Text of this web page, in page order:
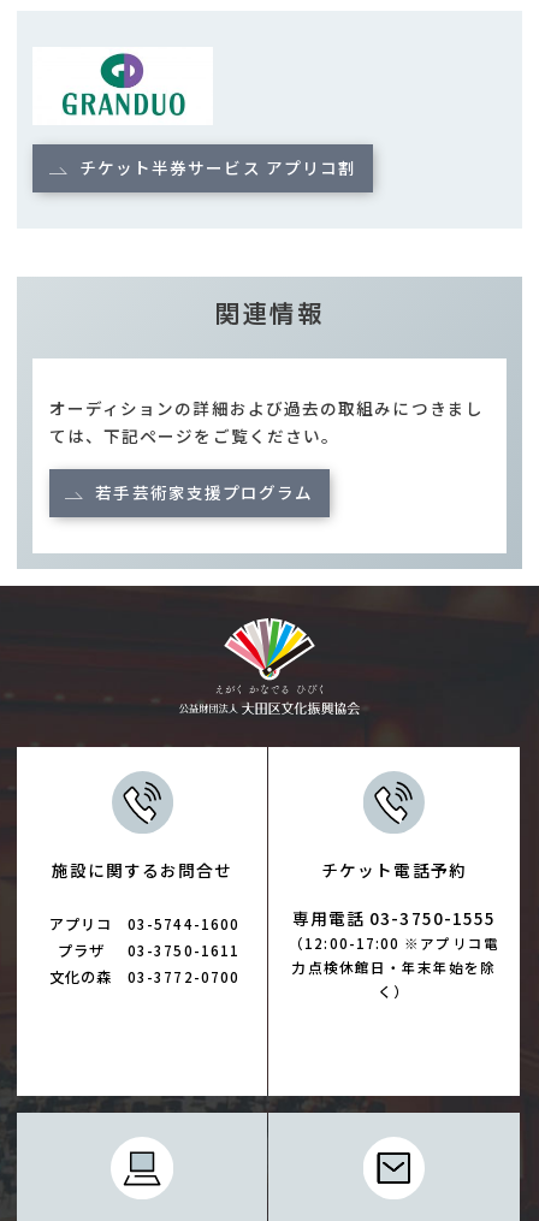
チケット半券サービス アプリコ割
関連情報
オーディションの詳細および過去の取組みにつきまし
ては、下記ページをご覧ください。
若手芸術家支援プログラム
施設に関するお問合せ
アプリコ 03-5744-1600
プラザ 03-3750-1611
文化の森 03-3772-0700
チケット電話予約
専用電話 03-3750-1555
（12:00-17:00 ※アプリコ電
力点検休館日・年末年始を除
く）